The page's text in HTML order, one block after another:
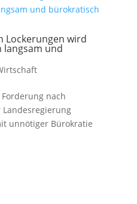
Lockerungen wird
langsam und
nach
unnötiger Bürokratie